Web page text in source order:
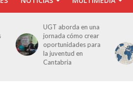
UGT Andalucía
organiza las jornadas
“Impactos
económicos en
Andalucía: la